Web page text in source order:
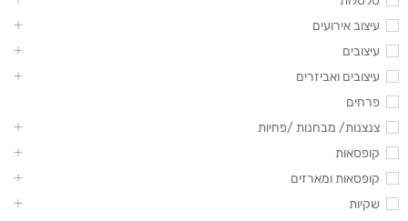
עיצוב אירועים
עיצובים
עיצובים ואביזרים
פרחים
צנצנות/ מבחנות /פחיות
קופסאות
קופסאות ומארזים
שקיות